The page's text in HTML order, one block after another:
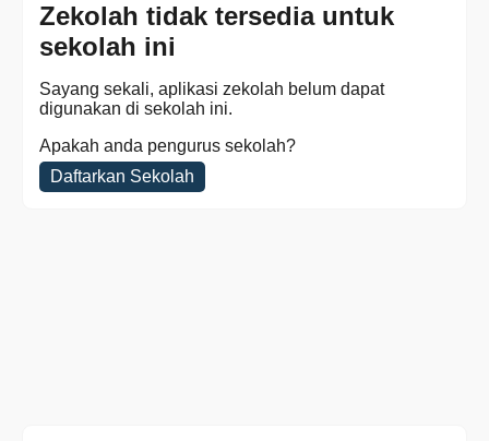
Zekolah tidak tersedia untuk
sekolah ini
Sayang sekali, aplikasi zekolah belum dapat
digunakan di sekolah ini.
Apakah anda pengurus sekolah?
Daftarkan Sekolah